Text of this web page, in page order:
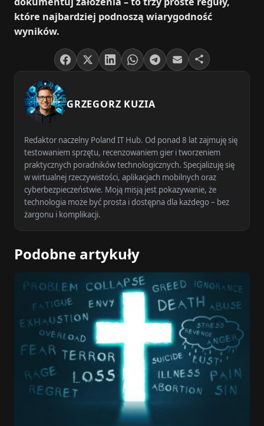
które najbardziej podnoszą wiarygodność
wyników.
GRZEGORZ KUZIA
Redaktor naczelny Poland IT Hub. Od ponad 8 lat zajmuję się
testowaniem sprzętu, recenzowaniem gier i tworzeniem
praktycznych poradników technologicznych. Specjalizuję się
w wirtualnej rzeczywistości, aplikacjach mobilnych oraz
cyberbezpieczeństwie. Moją misją jest pokazywanie, że
technologia może być prosta i dostępna dla każdego – bez
żargonu i komplikacji.
Podobne artykuły